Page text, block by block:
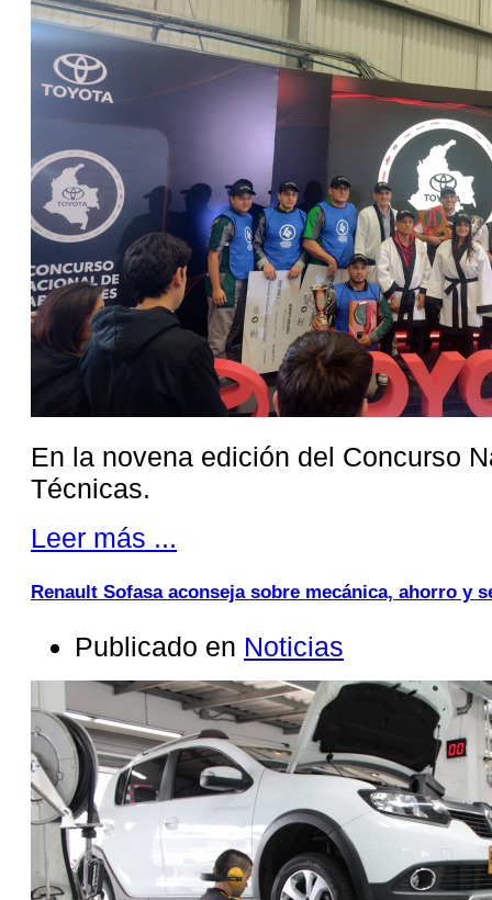
En la novena edición del Concurso
Técnicas.
Leer más ...
Renault Sofasa aconseja sobre mecánica, ahorro y
Publicado en Noticias